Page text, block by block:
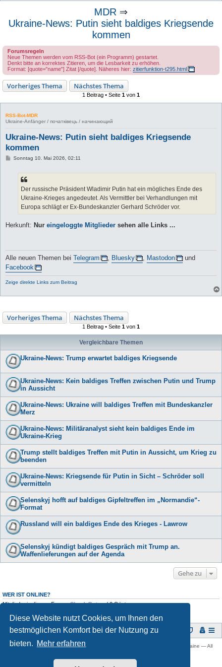
Diese Website nutzt Cookies, um Ihnen den
bestmöglichen Komfort bei der Nutzung zu
bieten.
Mehr erfahren
MDR ⇒
Ukraine-News: Putin sieht baldiges Kriegsende
kommen
Forumsregeln
Neue Themen werden vom RSS-Bot (ein Programm) gestartet.
Denkt bitte an korrektes Zitieren, um die Lesbarkeit zu erhöhen.
Format: [quote="name"] Zitat [/quote]. Näheres hier: zitierfunktion-t295.html
Vorheriges Thema Nächstes Thema
1 Beitrag • Seite 1 von 1
RSS-Bot-MDR
Ukraine-Anfänger / початківець / начинающий
Ukraine-News: Putin sieht baldiges Kriegsende
kommen
BSonntag 10. Mai 2026, 02:11
Der russische Präsident Wladimir Putin hat ein mögliches Ende des
Ukraine-Krieges angedeutet. Als Vermittler bei Verhandlungen mit
Europa schlägt er Ex-Bundeskanzler Gerhard Schröder vor.
Herkunft: Nur eingeloggte Mitglieder sehen alle Links ...
Alle neuen Themen bei Telegram Bluesky Mastodon
und
Facebook
Zeige direkte Links zum Beitrag
Vorheriges Thema Nächstes Thema
1 Beitrag • Seite 1 von 1
Vergleichbare Themen
Ukraine-News: Trump erwartet baldiges Kriegsende
Ukraine-News: Kein baldiges Treffen zwischen Putin und Trump
in Aussicht
Ukraine-News: Ukraine will baldiges Treffen mit Bundeskanzler
Merz
Ukraine-News: Militäranalyst sieht kein baldiges Ende im
Ukraine-Krieg
Trump stellt baldiges Treffen mit Putin in Aussicht, um Krieg zu
beenden
Ukraine-News: Kriegsende für Putin in Sicht – Schröder soll
vermitteln
Selenskyj hofft auf baldiges Gipfeltreffen im „Normandie“-
Format
Russland will ein baldiges Ende des Krieges - Lawrow
Selenskyj kündigt baldiges Gespräch mit Trump an.
Waffenlieferungen auf der Agenda
Gehe zu
WER IST ONLINE?
Mitglieder in diesem Forum:ClaudeBotund 0 Gäste
Foren-Übersicht
Copyright © 2009 -2026 Ukraine-Forum: Infos, Tipps und Diskussionen zur Ukraine — All